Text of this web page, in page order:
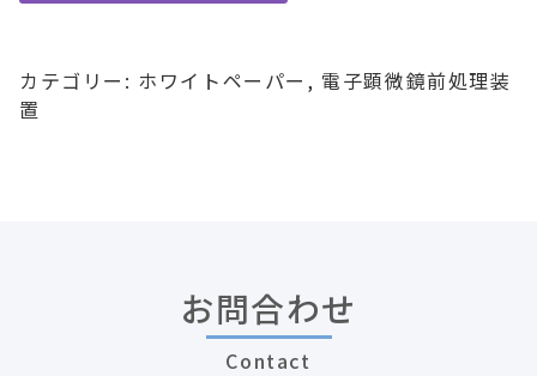
カテゴリー: ホワイトペーパー , 電子顕微鏡前処理装
置
お問合わせ
Contact